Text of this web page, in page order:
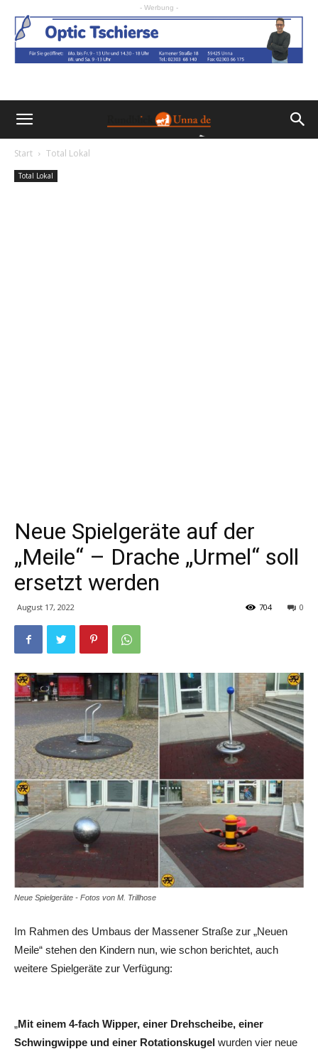
- Werbung -
Start Total Lokal
Total Lokal
Neue Spielgeräte auf der
„Meile“ – Drache „Urmel“ soll
ersetzt werden
August 17, 2022 0
704
Neue Spielgeräte - Fotos von M. Trillhose
Im Rahmen des Umbaus der Massener Straße zur „Neuen
Meile“ stehen den Kindern nun, wie schon berichtet, auch
weitere Spielgeräte zur Verfügung:
„Mit einem 4-fach Wipper, einer Drehscheibe, einer
Schwingwippe und einer Rotationskugel wurden vier neue